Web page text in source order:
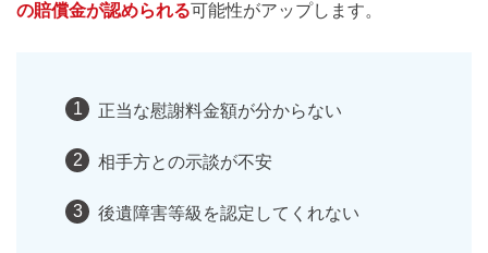
の賠償金が認められる可能性がアップします。
正当な慰謝料金額が分からない
相手方との示談が不安
後遺障害等級を認定してくれない